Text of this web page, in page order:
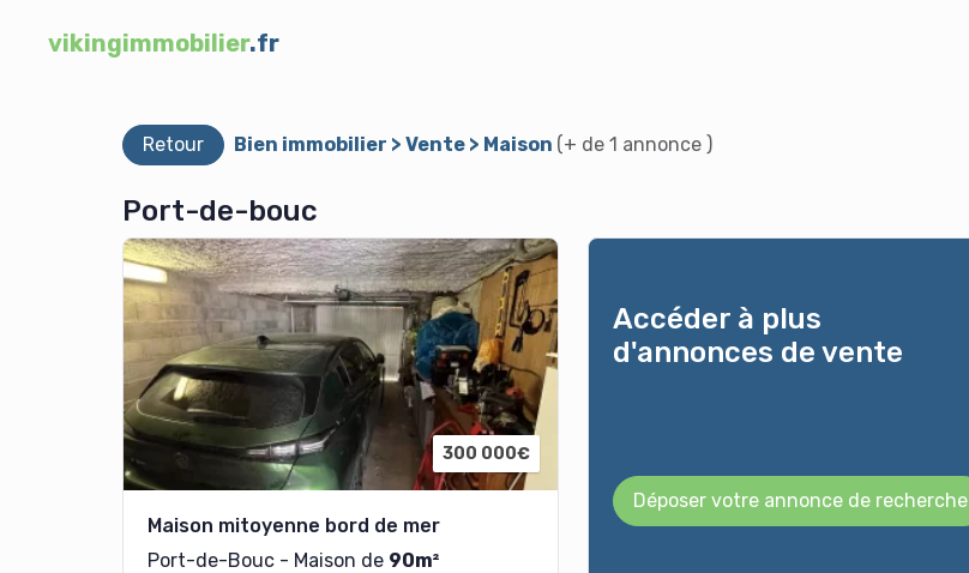
vikingimmobilier.fr
Retour Bien immobilier > Vente > Maison (+ de 1 annonce )
Port-de-bouc
300 000€
Maison mitoyenne bord de mer
Port-de-Bouc - Maison de 90m²
Accéder à plus
d'annonces de vente
Déposer votre annonce de recherche